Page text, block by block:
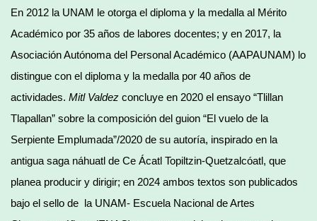
En 2012 la UNAM le otorga el diploma y la medalla al Mérito
Académico por 35 años de labores docentes; y en 2017, la
Asociación Autónoma del Personal Académico (AAPAUNAM) lo
distingue con el diploma y la medalla por 40 años de
actividades. Mitl Valdez concluye en 2020 el ensayo “Tlillan
Tlapallan” sobre la composición del guion “El vuelo de la
Serpiente Emplumada”/2020 de su autoría, inspirado en la
antigua saga náhuatl de Ce Ácatl Topiltzin-Quetzalcóatl, que
planea producir y dirigir; en 2024 ambos textos son publicados
bajo el sello de la UNAM- Escuela Nacional de Artes